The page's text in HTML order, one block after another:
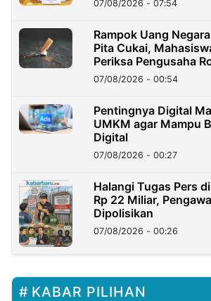
07/08/2026 - 07:54
Rampok Uang
Pita Cukai,
Periksa Pengusaha
07/08/2026 - 00:54
Pentingnya Digital
UMKM agar Mampu
Digital
07/08/2026 - 00:27
Halangi Tugas Pers
Rp 22 Miliar,
Dipolisikan
07/08/2026 - 00:26
KABAR PILIHAN